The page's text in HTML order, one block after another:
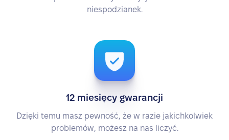
niespodzianek.
12 miesięcy gwarancji
Dzięki temu masz pewność, że w razie jakichkolwiek
problemów, możesz na nas liczyć.